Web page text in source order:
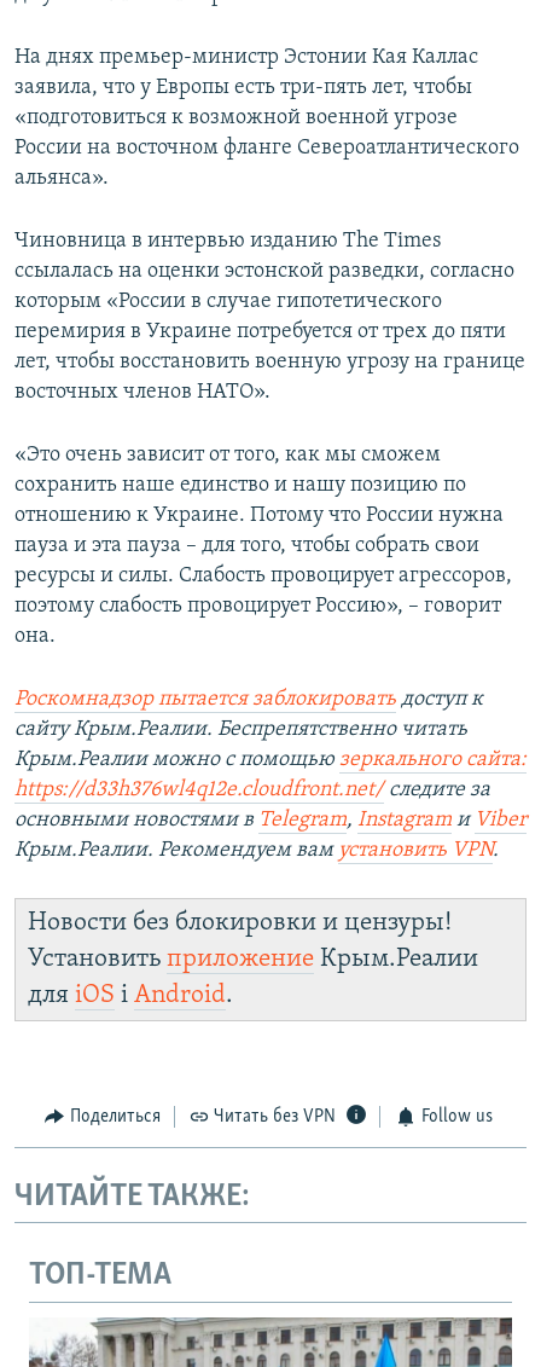
На днях премьер-министр Эстонии Кая Каллас
заявила, что у Европы есть три-пять лет, чтобы
«подготовиться к возможной военной угрозе
России на восточном фланге Североатлантического
альянса».
Чиновница в интервью изданию The Times
ссылалась на оценки эстонской разведки, согласно
которым «России в случае гипотетического
перемирия в Украине потребуется от трех до пяти
лет, чтобы восстановить военную угрозу на границе
восточных членов НАТО».
«Это очень зависит от того, как мы сможем
сохранить наше единство и нашу позицию по
отношению к Украине. Потому что России нужна
пауза и эта пауза – для того, чтобы собрать свои
ресурсы и силы. Слабость провоцирует агрессоров,
поэтому слабость провоцирует Россию», – говорит
она.
Роскомнадзор пытается заблокировать доступ к
сайту Крым.Реалии. Беспрепятственно читать
Крым.Реалии можно с помощью зеркального сайта:
https://d33h376wl4q12e.cloudfront.net/следите за
основными новостями в Telegram, Instagram и Viber
Крым.Реалии. Рекомендуем вам установить VPN.
Новости без блокировки и цензуры!
Установить приложение Крым.Реалии
для iOS і Android.
Поделиться Читать без VPN Follow us
ЧИТАЙТЕ ТАКЖЕ:
ТОП-ТЕМА